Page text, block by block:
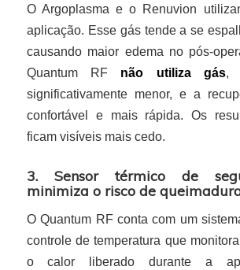
O Argoplasma e o Renuvion
aplicação. Esse gás tende a se
causando maior edema no pós-
Quantum RF não utiliza gás ,
significativamente menor, e a
confortável e mais rápida. Os
ficam visíveis mais cedo.
3. Sensor térmico de
minimiza o risco de
O Quantum RF conta com um
controle de temperatura que
o calor liberado durante a